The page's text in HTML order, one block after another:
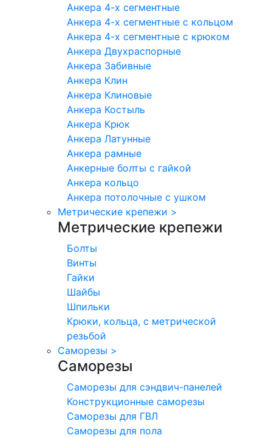
Анкера 4-х сегментные
Анкера 4-х сегментные с кольцом
Анкера 4-х сегментные с крюком
Анкера Двухраспорные
Анкера Забивные
Анкера Клин
Анкера Клиновые
Анкера Костыль
Анкера Крюк
Анкера Латунные
Анкера рамные
Анкерные болты с гайкой
Анкера кольцо
Анкера потолочные с ушком
Метрические крепежи >
Метрические крепежи
Болты
Винты
Гайки
Шайбы
Шпильки
Крюки, кольца, с метрической
резьбой
Саморезы >
Саморезы
Саморезы для сэндвич-панелей
Конструкционные саморезы
Саморезы для ГВЛ
Саморезы для пола